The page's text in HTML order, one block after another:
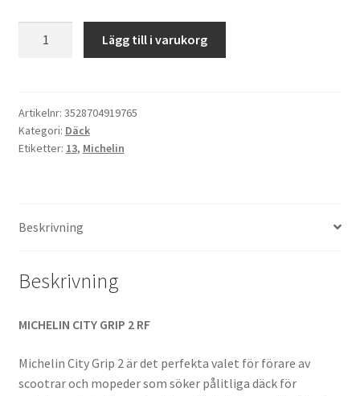
Rf.
(M+S)
140/60
TL
mängd
Lägg till i varukorg
Artikelnr: 3528704919765
Kategori: Däck
Etiketter: 13, Michelin
Beskrivning
Beskrivning
MICHELIN CITY GRIP 2 RF
Michelin City Grip 2 är det perfekta valet för förare av
scootrar och mopeder som söker pålitliga däck för